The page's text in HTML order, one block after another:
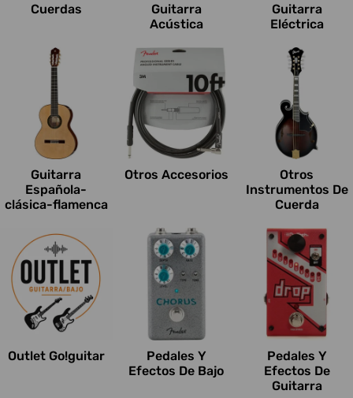
Cuerdas
Guitarra
Acústica
Guitarra
Eléctrica
Guitarra
Española-
clásica-flamenca
Otros Accesorios
Otros
Instrumentos De
Cuerda
Outlet Go!guitar
Pedales Y
Efectos De Bajo
Pedales Y
Efectos De
Guitarra